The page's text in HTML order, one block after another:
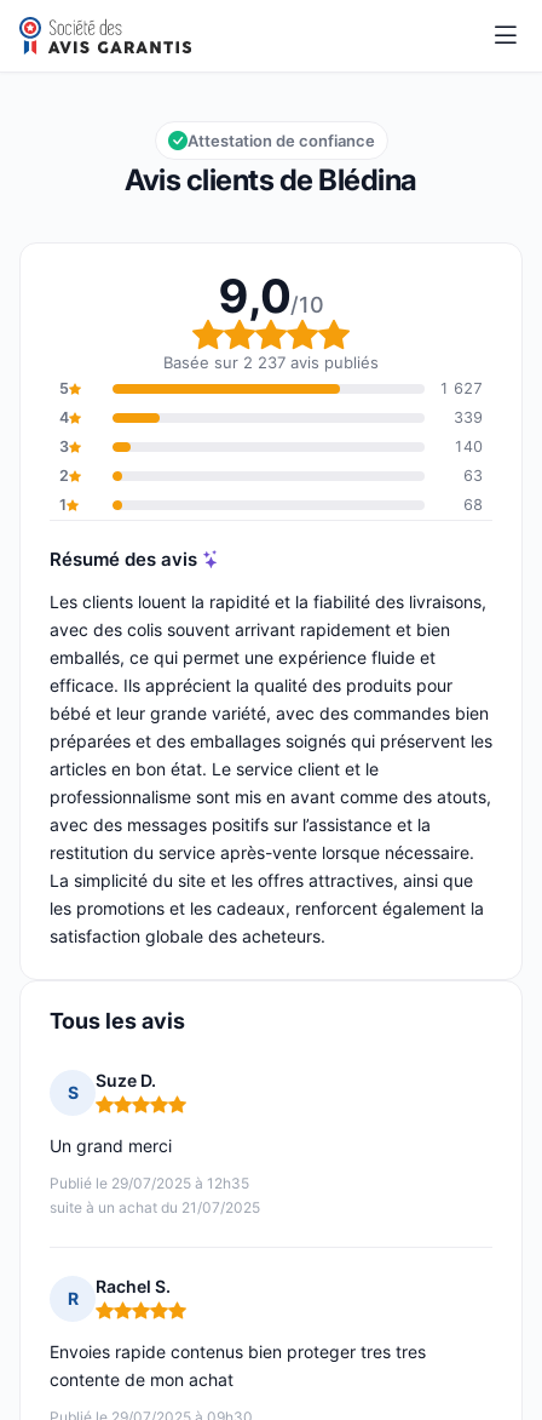
Blédina
Note globale : 9,0 sur 10
9,0/10
Avis clients de Blédina
Attestation de confiance
9,0/10
Note globale : 9,0 sur
Basée sur 2 237 avis publiés
5
1 627
4
339
3
140
2
63
1
68
Résumé des avis
Les clients louent la rapidité et la fiabilité des livraisons,
avec des colis souvent arrivant rapidement et bien
emballés, ce qui permet une expérience fluide et
efficace. Ils apprécient la qualité des produits pour
bébé et leur grande variété, avec des commandes bien
préparées et des emballages soignés qui préservent les
articles en bon état. Le service client et le
professionnalisme sont mis en avant comme des atouts,
avec des messages positifs sur l’assistance et la
restitution du service après-vente lorsque nécessaire.
La simplicité du site et les offres attractives, ainsi que
les promotions et les cadeaux, renforcent également la
satisfaction globale des acheteurs.
Tous les avis
S
Suze D.
Note : 5 sur 5
Publié le 29/07/2025 à 12h35
suite à un achat du 21/07/2025
Un grand merci
R
Rachel S.
Note : 5 sur 5
Envoies rapide contenus bien proteger tres tres
contente de mon achat